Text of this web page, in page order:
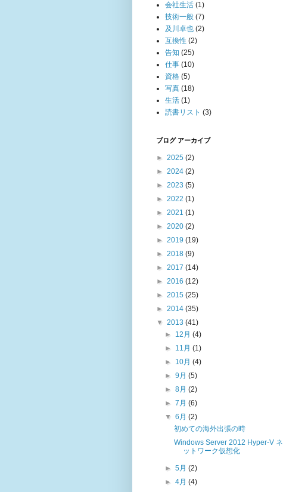
会社生活 (1)
技術一般 (7)
及川卓也 (2)
互換性 (2)
告知 (25)
仕事 (10)
資格 (5)
写真 (18)
生活 (1)
読書リスト (3)
ブログ アーカイブ
► 2025 (2)
► 2024 (2)
► 2023 (5)
► 2022 (1)
► 2021 (1)
► 2020 (2)
► 2019 (19)
► 2018 (9)
► 2017 (14)
► 2016 (12)
► 2015 (25)
► 2014 (35)
▼ 2013 (41)
► 12月(4)
► 11月(1)
► 10月(4)
►9月(5)
►8月(2)
►7月(6)
▼6月(2)
初めての海外出張の時
Windows Server 2012 Hyper-V ネ
ットワーク仮想化
►5月(2)
►4月(4)